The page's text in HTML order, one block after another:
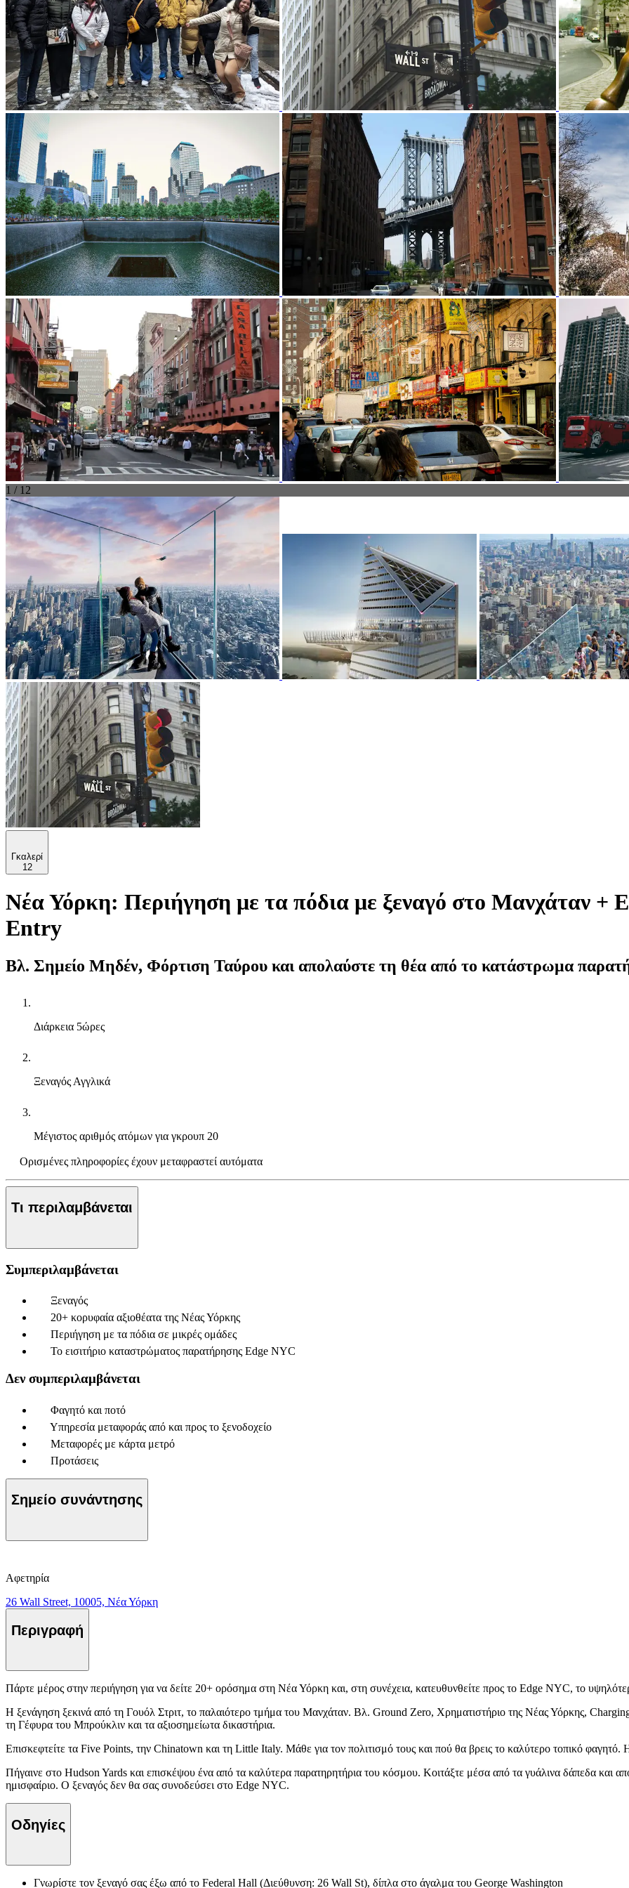
1 / 12
Γκαλερί
12
Νέα Υόρκη: Περιήγηση με τα πόδια με ξεναγό στο Μανχάταν +
Entry
Βλ. Σημείο Μηδέν, Φόρτιση Ταύρου και απολαύστε τη θέα από το κατάστρωμα
Διάρκεια 5ώρες
Ξεναγός Αγγλικά
Μέγιστος αριθμός ατόμων για γκρουπ 20
Ορισμένες πληροφορίες έχουν μεταφραστεί αυτόματα
Τι περιλαμβάνεται
Συμπεριλαμβάνεται
Ξεναγός
20+ κορυφαία αξιοθέατα της Νέας Υόρκης
Περιήγηση με τα πόδια σε μικρές ομάδες
Το εισιτήριο καταστρώματος παρατήρησης Edge NYC
Δεν συμπεριλαμβάνεται
Φαγητό και ποτό
Υπηρεσία μεταφοράς από και προς το ξενοδοχείο
Μεταφορές με κάρτα μετρό
Προτάσεις
Σημείο συνάντησης
Αφετηρία
26 Wall Street, 10005, Νέα Υόρκη
Περιγραφή
Πάρτε μέρος στην περιήγηση για να δείτε 20+ ορόσημα στη Νέα Υόρκη και, στη συνέχεια, κατευθυνθείτε προς το Edge NYC, το
Η ξενάγηση ξεκινά από τη Γουόλ Στριτ, το παλαιότερο τμήμα του Μανχάταν. Βλ. Ground Zero, Χρηματιστήριο της Νέας Υόρκης,
τη Γέφυρα του Μπρούκλιν και τα αξιοσημείωτα δικαστήρια.
Επισκεφτείτε τα Five Points, την Chinatown και τη Little Italy. Μάθε για τον πολιτισμό τους και πού θα βρεις το καλύτερο τοπικό
Πήγαινε στο Hudson Yards και επισκέψου ένα από τα καλύτερα παρατηρητήρια του κόσμου. Κοιτάξτε μέσα από τα γυάλινα δάπεδα και
ημισφαίριο. Ο ξεναγός δεν θα σας συνοδεύσει στο Edge NYC.
Οδηγίες
Γνωρίστε τον ξεναγό σας έξω από το Federal Hall (Διεύθυνση: 26 Wall St), δίπλα στο άγαλμα του George Washington